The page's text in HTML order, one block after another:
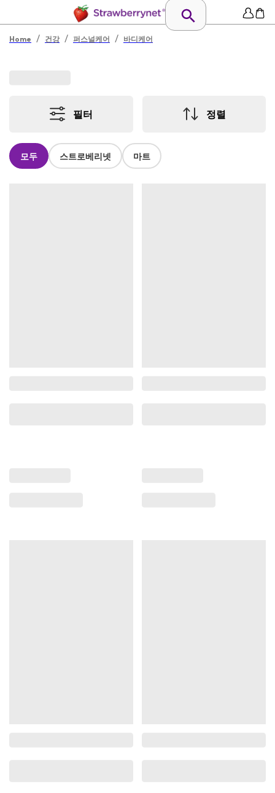
Home / 건강 / 퍼스널케어 / 바디케어
필터 정렬
모두 스트로베리넷 마트